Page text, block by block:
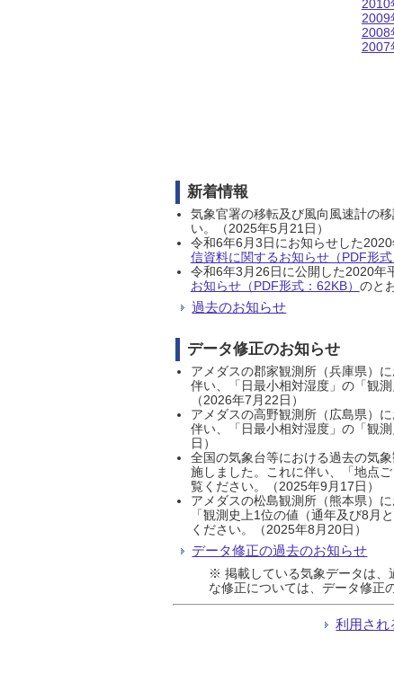
2010
2009
2008
2007
新着情報
気象官署の移転及び風向風速計の
い。（2025年5月21日）
令和6年6月3日にお知らせした
信資料に関するお知らせ（PDF形式
令和6年3月26日に公開した2020年
お知らせ（PDF形式：62KB） のと
過去のお知らせ
データ修正のお知らせ
アメダスの郡家観測所（兵庫県）
伴い、「日最小相対湿度」の「観
（2026年7月22日）
アメダスの高野観測所（広島県）
伴い、「日最小相対湿度」の「観
日）
全国の気象台等における過去の気
施しました。これに伴い、「地点
覧ください。（2025年9月17日）
アメダスの松島観測所（熊本県）
「観測史上1位の値（通年及び8月
ください。（2025年8月20日）
データ修正の過去のお知らせ
※ 掲載している気象データは、
な修正については、データ修正
利用され